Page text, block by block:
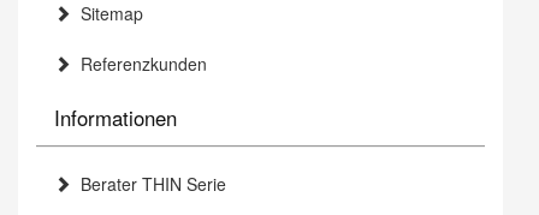
Sitemap
Referenzkunden
Informationen
Berater THIN Serie